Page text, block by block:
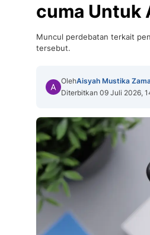
cuma Untuk
Muncul perdebatan terkait
tersebut.
OlehAisyah Mustika
Diterbitkan 09 Juli 2026,